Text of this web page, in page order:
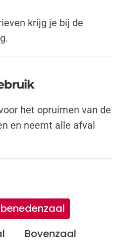
krijg je bij de
het opruimen van de
en neemt alle afval
Bovenzaal